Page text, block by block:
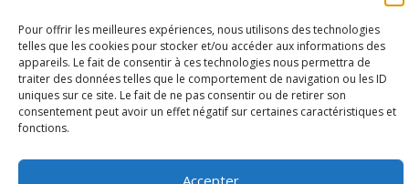
Pour offrir les meilleures expériences, nous utilisons des technologies
telles que les cookies pour stocker et/ou accéder aux informations des
appareils. Le fait de consentir à ces technologies nous permettra de
traiter des données telles que le comportement de navigation ou les ID
uniques sur ce site. Le fait de ne pas consentir ou de retirer son
consentement peut avoir un effet négatif sur certaines caractéristiques et
fonctions.
Accepter
06 Juil 2026
Étude d’évaluabilité des Structures
d’accompagnement à l’autocréation d’emploi (SAACE)
01 Juil 2026
Pénurie du personnel infirmier :quels indicateurs
Wallonie ?